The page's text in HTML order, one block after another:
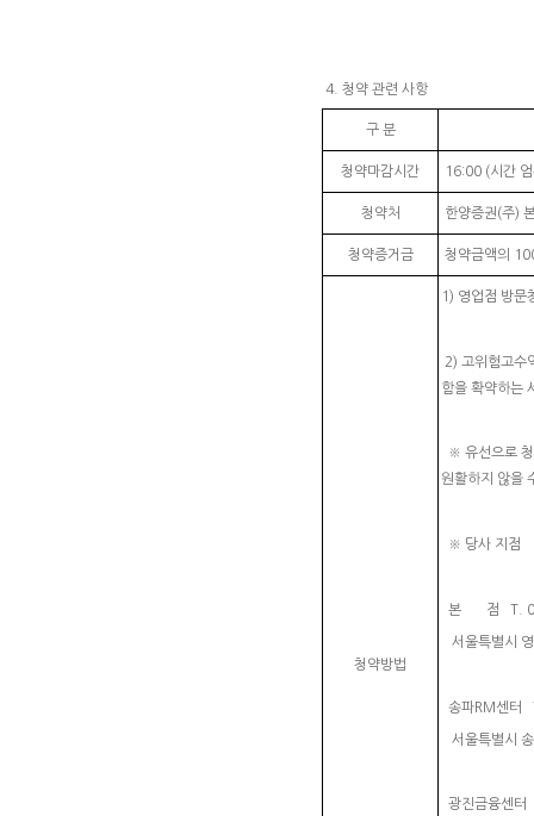
4. 청약 관련 사항
구 분
청약마감시간 16:00 (시간
청약처 한양증권(주)
청약증거금 청약금액의
청약방법
1) 영업점 방문
2) 고위험고수
함을 확약하는
※ 유선으로 청
원활하지 않을
※ 당사 지점
본 점 T.
서울특별시
송파RM센
서울특별시
광진금융센